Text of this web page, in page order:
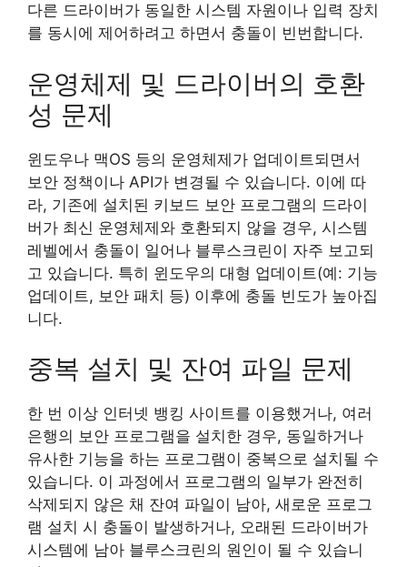
다른 드라이버가 동일한 시스템 자원이나 입력 장치
를 동시에 제어하려고 하면서 충돌이 빈번합니다.
운영체제 및 드라이버의 호환
성 문제
윈도우나 맥OS 등의 운영체제가 업데이트되면서
보안 정책이나 API가 변경될 수 있습니다. 이에 따
라, 기존에 설치된 키보드 보안 프로그램의 드라이
버가 최신 운영체제와 호환되지 않을 경우, 시스템
레벨에서 충돌이 일어나 블루스크린이 자주 보고되
고 있습니다. 특히 윈도우의 대형 업데이트(예: 기능
업데이트, 보안 패치 등) 이후에 충돌 빈도가 높아집
니다.
중복 설치 및 잔여 파일 문제
한 번 이상 인터넷 뱅킹 사이트를 이용했거나, 여러
은행의 보안 프로그램을 설치한 경우, 동일하거나
유사한 기능을 하는 프로그램이 중복으로 설치될 수
있습니다. 이 과정에서 프로그램의 일부가 완전히
삭제되지 않은 채 잔여 파일이 남아, 새로운 프로그
램 설치 시 충돌이 발생하거나, 오래된 드라이버가
시스템에 남아 블루스크린의 원인이 될 수 있습니